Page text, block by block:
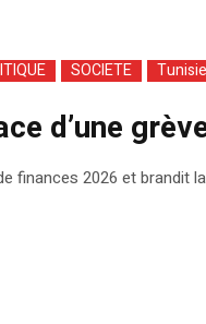
SOCIETE Tunisie
d’une
finances 2026 et brandit